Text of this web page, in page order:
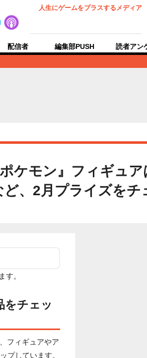
人生にゲームをプラスするメディア
配信者 編集部PUSH 読者アン
ケモン』フィギュア
、2月プライズをチ
す。
をチェッ
フィギュアやア
プしています。